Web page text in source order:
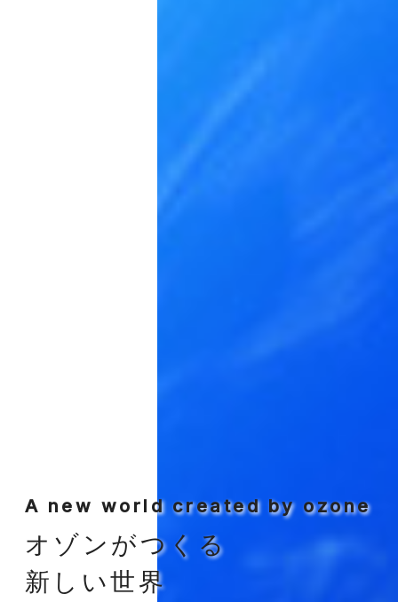
A new world created by ozone
オゾンがつくる
新しい世界